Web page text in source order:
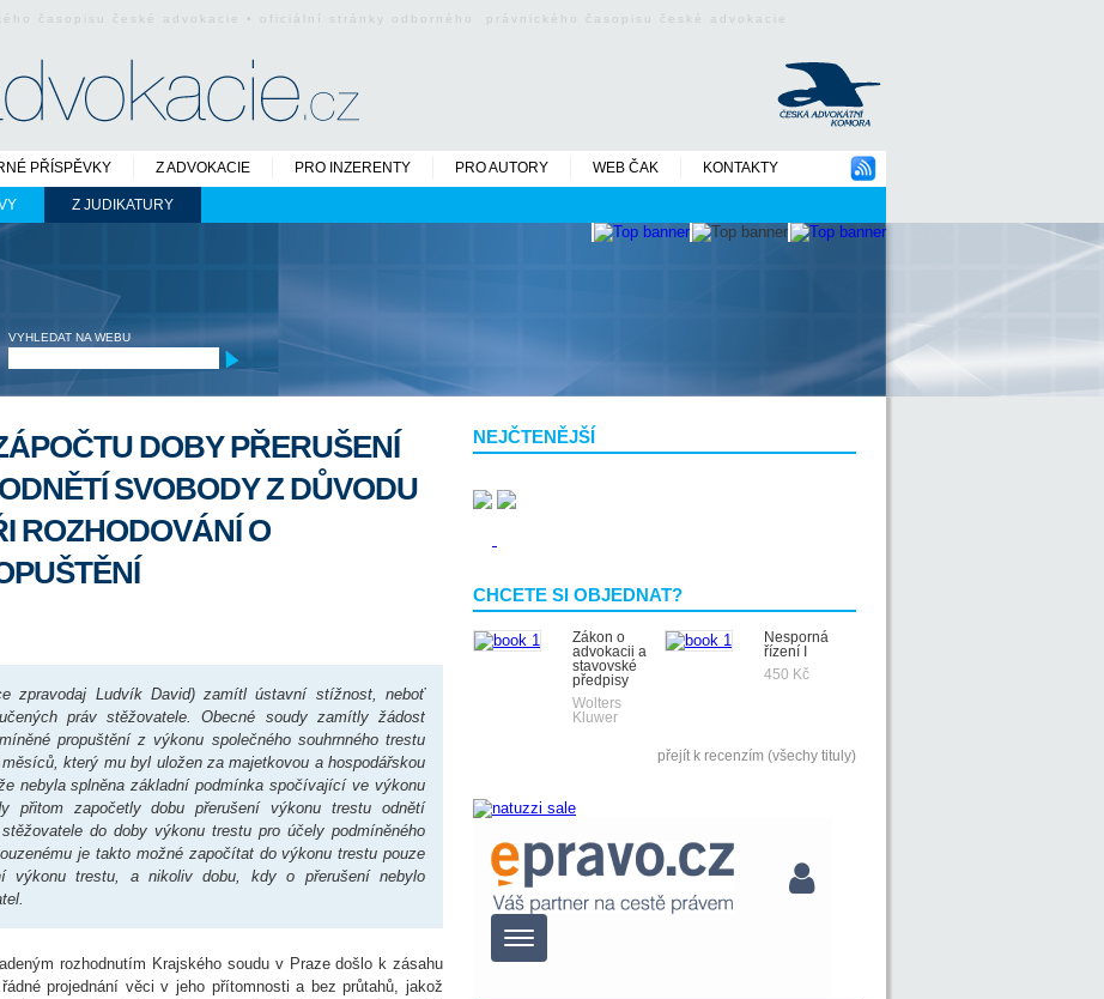
časopisu české advokacie • oficiální stránky odborného právnického časopisu české advokacie
Z JUDIKATURY
PŘÍSPĚVKY Z ADVOKACIE PRO INZERENTY PRO AUTORY WEB ČAK KONTAKTY
VYHLEDAT NA WEBU
NEJČTENĚJŠÍ
CHCETE SI OBJEDNAT?
Zákon o
advokacii a
stavovské
předpisy
Wolters
Kluwer
Nesporná
řízení I
450 Kč
přejít k recenzím (všechy tituly)
DOBY PŘERUŠENÍ
SVOBODY Z DŮVODU
ROZHODOVÁNÍ O
zpravodaj Ludvík David) zamítl ústavní stížnost, neboť
práv stěžovatele. Obecné soudy zamítly žádost
propuštění z výkonu společného souhrnného trestu
který mu byl uložen za majetkovou a hospodářskou
nebyla splněna základní podmínka spočívající ve výkonu
přitom započetly dobu přerušení výkonu trestu odnětí
do doby výkonu trestu pro účely podmíněného
je takto možné započítat do výkonu trestu pouze
výkonu trestu, a nikoliv dobu, kdy o přerušení nebylo
rozhodnutím Krajského soudu v Praze došlo k zásahu
projednání věci v jeho přítomnosti a bez průtahů, jakož